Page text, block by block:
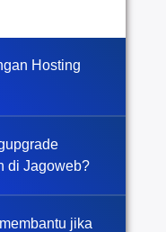
di Jagoweb?